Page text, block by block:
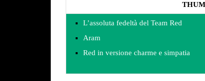
L’assoluta fedeltà del Team Red
Aram
Red in versione charme e simpatia